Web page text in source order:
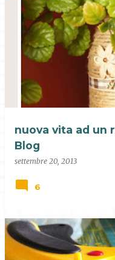
nuova vita ad un
Blog
settembre 20, 2013
6